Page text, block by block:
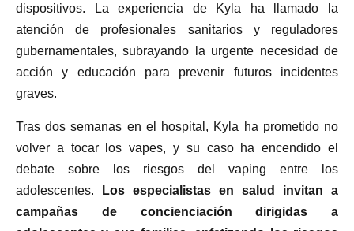
dispositivos. La experiencia de Kyla ha llamado la
atención de profesionales sanitarios y reguladores
gubernamentales, subrayando la urgente necesidad de
acción y educación para prevenir futuros incidentes
graves.
Tras dos semanas en el hospital, Kyla ha prometido no
volver a tocar los vapes, y su caso ha encendido el
debate sobre los riesgos del vaping entre los
adolescentes. Los especialistas en salud invitan a
campañas de concienciación dirigidas a